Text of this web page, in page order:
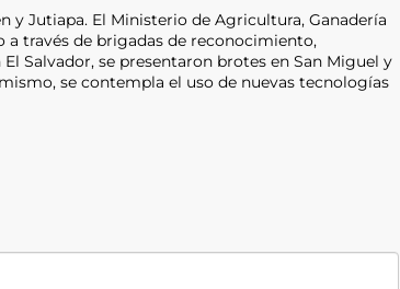
y Jutiapa. El Ministerio de Agricultura, Ganadería
a través de brigadas de reconocimiento,
Salvador, se presentaron brotes en San Miguel y
se contempla el uso de nuevas tecnologías